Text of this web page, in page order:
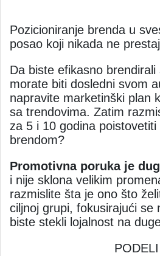
Pozicioniranje brenda u
posao koji nikada ne
Da biste efikasno brendirali
morate biti dosledni svom
napravite marketinški plan
sa trendovima. Zatim
za 5 i 10 godina poistovetiti
brendom?
Promotivna poruka je
i nije sklona velikim
razmislite šta je ono što
ciljnoj grupi, fokusirajući se
biste stekli lojalnost na
PODELI